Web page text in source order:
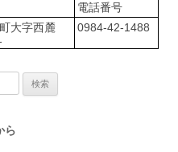
電話番号
大字西麓
0984-42-1488
ら